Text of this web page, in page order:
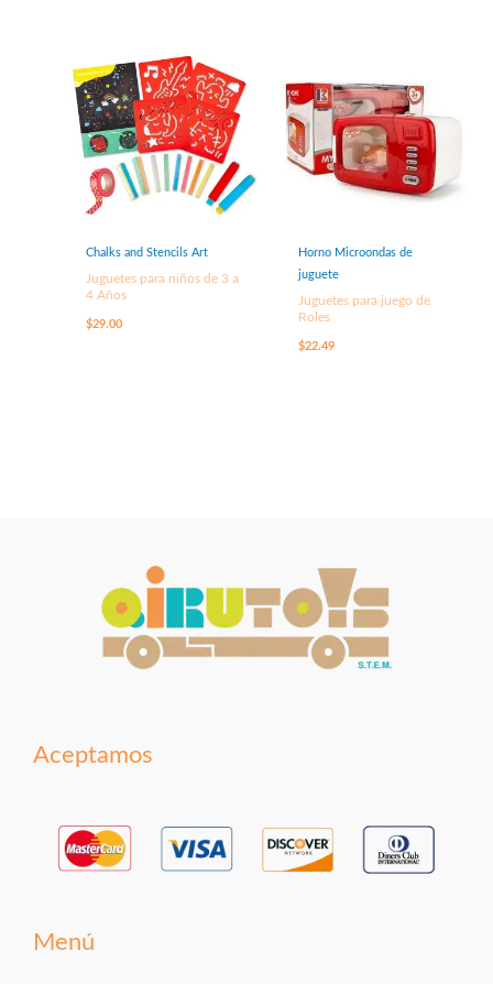
Chalks and Stencils Art
Juguetes para niños de 3 a
4 Años
$29.00
Horno Microondas de
juguete
Juguetes para juego de
Roles
$22.49
Aceptamos
Menú